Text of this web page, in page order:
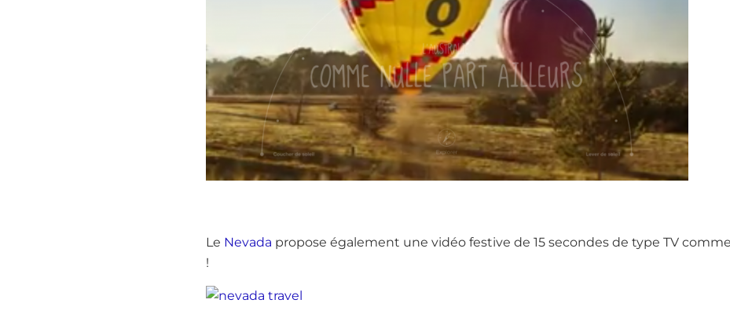
Le Nevada propose également une vidéo festive de 15 secondes de type TV
!